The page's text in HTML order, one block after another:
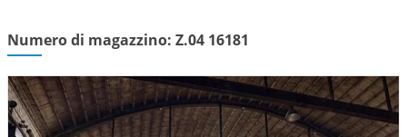
Numero di magazzino: Z.04 16181